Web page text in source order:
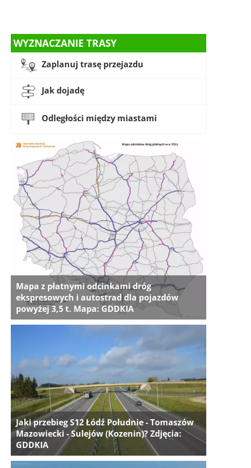
WYZNACZANIE TRASY
Zaplanuj trasę przejazdu
Jak dojadę
Odległości między miastami
Mapa z płatnymi odcinkami dróg
ekspresowych i autostrad dla pojazdów
powyżej 3,5 t. Mapa: GDDKIA
Jaki przebieg S12 Łódź Południe - Tomaszów
Mazowiecki - Sulejów (Kozenin)? Zdjęcia:
GDDKIA